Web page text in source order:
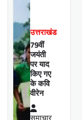
उत्तराखंड
79वीं
जयंती
पर याद
किए गए
के कवि
वीरेन
समाचार